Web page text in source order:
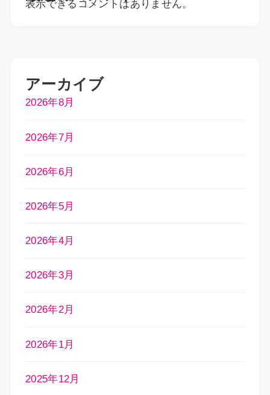
表示できるコメントはありません。
アーカイブ
2026年8月
2026年7月
2026年6月
2026年5月
2026年4月
2026年3月
2026年2月
2026年1月
2025年12月